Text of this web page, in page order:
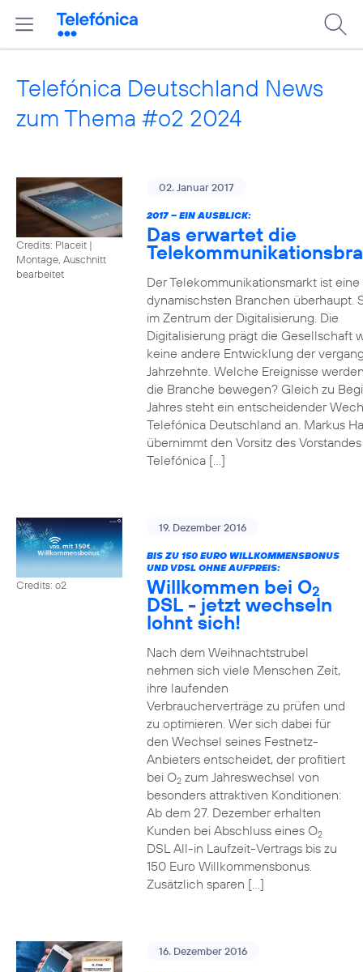
Telefónica Deutschland News
zum Thema #o2 2024
Credits: Placeit |
Montage, Auschnitt
bearbeitet
02. Januar 2017
2017 – EIN AUSBLICK:
Das erwartet die
Der Telekommunikationsmarkt ist eine
dynamischsten Branchen überhaupt.
im Zentrum der Digitalisierung. Die
Digitalisierung prägt die Gesellschaft
keine andere Entwicklung der
Jahrzehnte. Welche Ereignisse
die Branche bewegen? Gleich zu
Jahres steht ein entscheidender
Telefónica Deutschland an. Markus
übernimmt den Vorsitz des
Telefónica […]
Credits: o2
19. Dezember 2016
BIS ZU 150 EURO WILLKOMMENSBONUS
UND VDSL OHNE AUFPREIS:
Willkommen bei O2
DSL - jetzt wechseln
lohnt sich!
Nach dem Weihnachtstrubel
nehmen sich viele Menschen Zeit,
ihre laufenden
Verbraucherverträge zu prüfen und
zu optimieren. Wer sich dabei für
den Wechsel seines Festnetz-
Anbieters entscheidet, der profitiert
bei O2zum Jahreswechsel von
besonders attraktiven Konditionen:
Ab dem 27. Dezember erhalten
Kunden bei Abschluss eines O2
DSL All-in Laufzeit-Vertrags bis zu
150 Euro Willkommensbonus.
Zusätzlich sparen […]
16. Dezember 2016